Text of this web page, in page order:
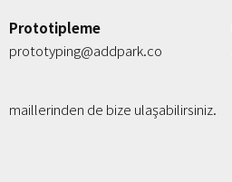
Prototipleme
prototyping@addpark.co
maillerinden de bize ulaşabilirsiniz.